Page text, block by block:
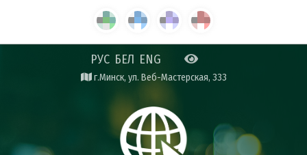
РУС БЕЛ ENG
г.Минск, ул. Веб-Мастерская, 333